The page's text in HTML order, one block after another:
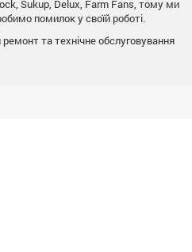
Sukup, Delux, Farm Fans, тому ми
помилок у своїй роботі.
та технічне обслуговування